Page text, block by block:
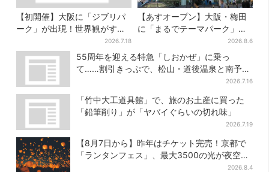
【初開催】大阪に「ジブリパ
ーク」が出現！世界観がすご
い…細かな仕掛け＆巨大フォ
トスポットに注目
2026.7.18
【あすオープン】大阪・梅田
に「まるでテーマパーク」な
巨大スポーツ店、461ブラン
ド集結！ 6フロアをまとめて
紹介
2026.8.6
55周年を迎える特急「しおかぜ」に乗っ
て……割引きっぷで、松山・道後温泉と南予を
2026.7.16
「竹中大工道具館」で、旅のお土産に買った
「鉛筆削り」が「ヤバイぐらいの切れ味」
2026.7.19
【8月7日から】昨年はチケット完売！京都で
「ランタンフェス」、最大3500の光が夜空
2026.8.4